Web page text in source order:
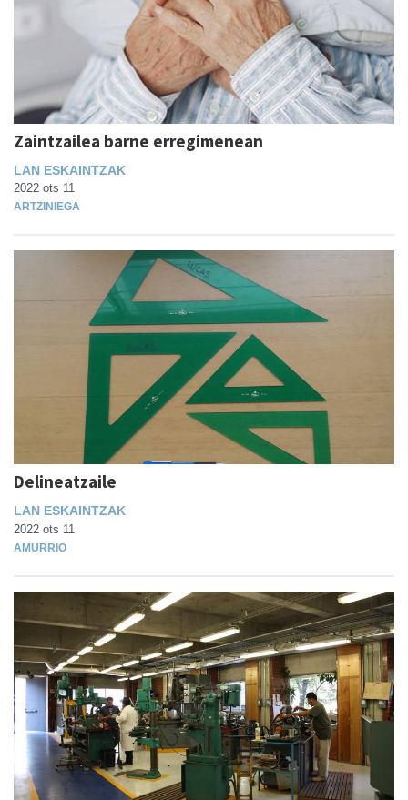
Zaintzailea barne erregimenean
LAN ESKAINTZAK
2022 ots 11
ARTZINIEGA
Delineatzaile
LAN ESKAINTZAK
2022 ots 11
AMURRIO